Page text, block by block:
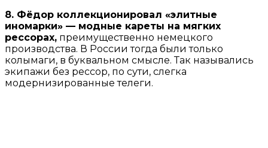
8. Фёдор коллекционировал «элитные
иномарки» — модные кареты на мягких
рессорах, преимущественно немецкого
производства. В России тогда были только
колымаги, в буквальном смысле. Так назывались
экипажи без рессор, по сути, слегка
модернизированные телеги.